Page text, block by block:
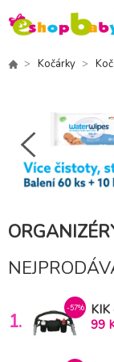
Kočárky
1.
-57%
KIK
99